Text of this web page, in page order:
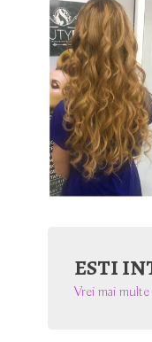
ESTI
Vrei mai